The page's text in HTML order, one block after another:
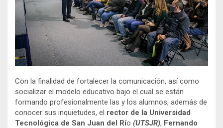
Con la finalidad de fortalecer la comunicación, así como
socializar el modelo educativo bajo el cual se están
formando profesionalmente las y los alumnos, además de
conocer sus inquietudes, el rector de la Universidad
Tecnológica de San Juan del Río (UTSJR), Fernando